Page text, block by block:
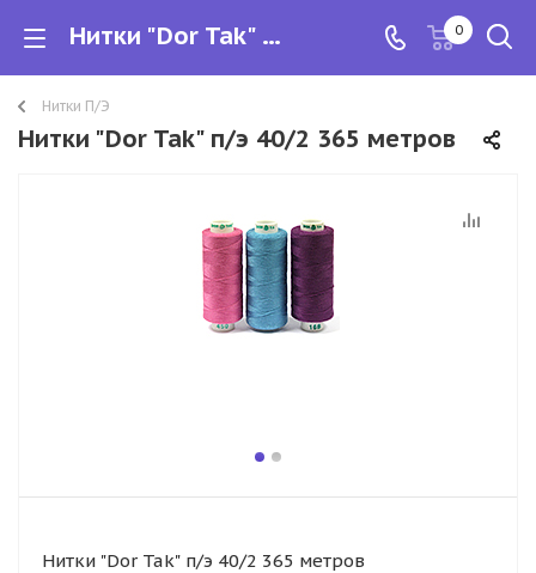
Нитки "Dor Tak" п/э 40/2 365 метров 0
Нитки П/Э
Нитки "Dor Tak" п/э 40/2 365 метров
Нитки "Dor Tak" п/э 40/2 365 метров